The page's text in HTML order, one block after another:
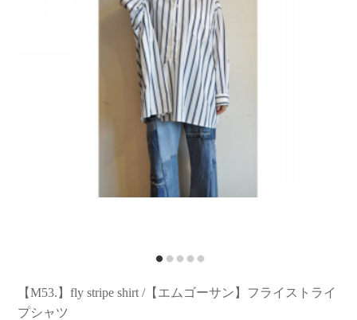
【M53.】fly stripe shirt /【エムゴーサン】フライストライ
プシャツ